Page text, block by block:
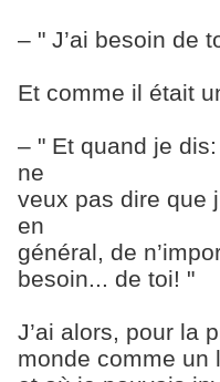
– " J’ai besoin de
Et comme il était
– " Et quand je
ne
veux pas dire que
en
général, de
besoin... de toi! "
J’ai alors, pour la
monde comme un